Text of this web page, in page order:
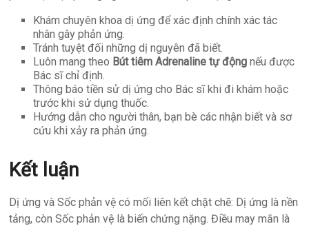
Khám chuyên khoa dị ứng để xác định chính xác tác
nhân gây phản ứng.
Tránh tuyệt đối những dị nguyên đã biết.
Luôn mang theo Bút tiêm Adrenaline tự động nếu được
Bác sĩ chỉ định.
Thông báo tiền sử dị ứng cho Bác sĩ khi đi khám hoặc
trước khi sử dụng thuốc.
Hướng dẫn cho người thân, bạn bè các nhận biết và sơ
cứu khi xảy ra phản ứng.
Kết luận
Dị ứng và Sốc phản vệ có mối liên kết chặt chẽ: Dị ứng là nền
tảng, còn Sốc phản vệ là biến chứng nặng. Điều may mắn là